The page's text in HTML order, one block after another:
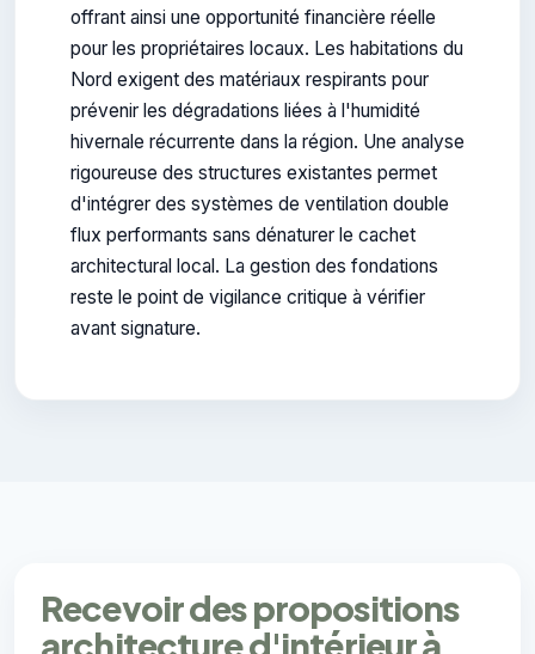
offrant ainsi une opportunité financière réelle
pour les propriétaires locaux. Les habitations du
Nord exigent des matériaux respirants pour
prévenir les dégradations liées à l'humidité
hivernale récurrente dans la région. Une analyse
rigoureuse des structures existantes permet
d'intégrer des systèmes de ventilation double
flux performants sans dénaturer le cachet
architectural local. La gestion des fondations
reste le point de vigilance critique à vérifier
avant signature.
Recevoir des propositions
architecture d'intérieur à